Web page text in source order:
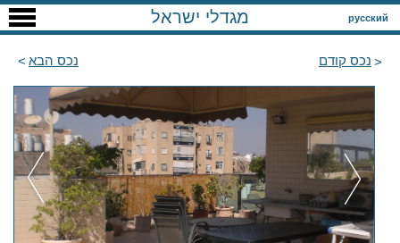
русский מגדלי ישראל
נכס קודם נכס הבא